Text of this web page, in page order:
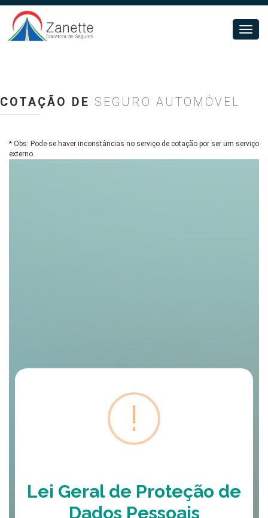
COTAÇÃO DE SEGURO AUTOMÓVEL
* Obs: Pode-se haver inconstâncias no serviço de cotação por ser um serviço
externo.